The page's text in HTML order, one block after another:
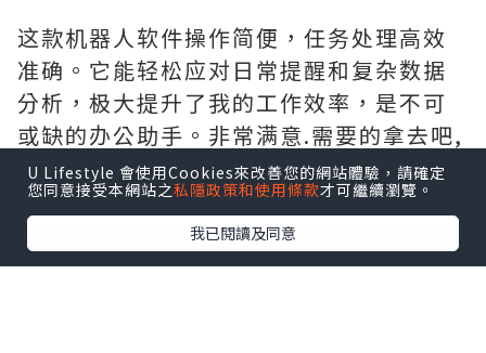
这款机器人软件操作简便，任务处理高效
准确。它能轻松应对日常提醒和复杂数据
分析，极大提升了我的工作效率，是不可
或缺的办公助手。非常满意.需要的拿去吧,
官网http://www.vst.tw
U Lifestyle 會使用Cookies來改善您的網站體驗，請確定
您同意接受本網站之私隱政策和使用條款才可繼續瀏覽。
我已閱讀及同意